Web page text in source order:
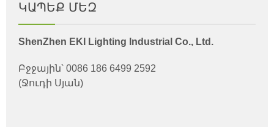
ԿԱՊԵՔ ՄԵԶ
ShenZhen EKI Lighting Industrial Co., Ltd.
Բջջային՝ 0086 186 6499 2592
(Ջուդի Սյան)